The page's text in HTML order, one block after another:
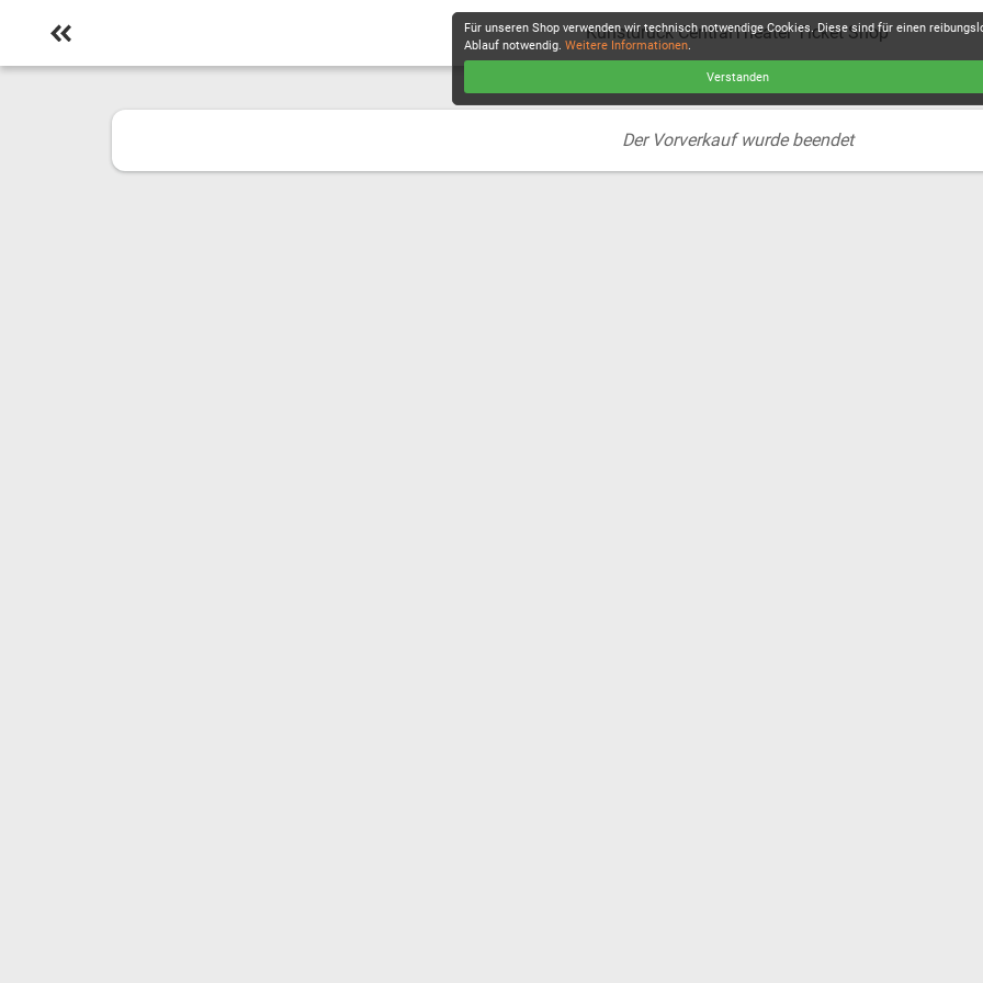
Kunstdruck CentralTheater Ticket Shop
Der Vorverkauf wurde beendet
Für unseren Shop verwenden wir technisch notwendige Cookies. Diese sind für einen
Ablauf notwendig. Weitere Informationen.
Verstanden